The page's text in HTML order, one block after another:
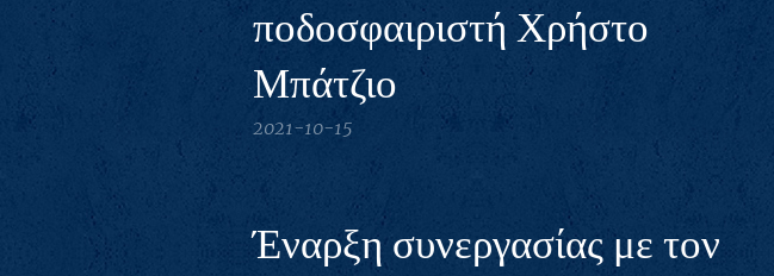
ποδοσφαιριστή Χρήστο
Μπάτζιο
2021-10-15
Έναρξη συνεργασίας με τον